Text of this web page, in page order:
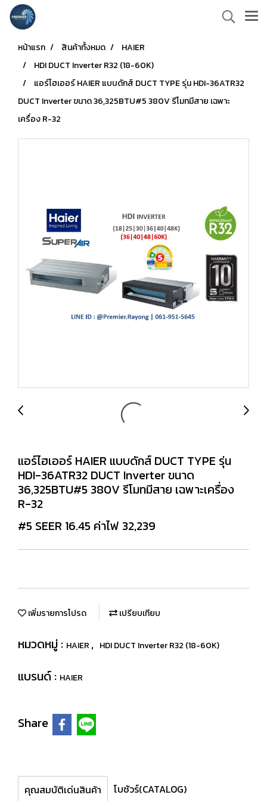
หน้าแรก สินค้าทั้งหมด
HAIER
HDI DUCT Inverter R32 (18-60K)
แอร์ไฮเออร์ HAIER แบบดักส์ DUCT TYPE รุ่น HDI-36ATR32
DUCT Inverter ขนาด 36,325BTU#5 380V รีโมทมีสาย เฉพาะ
เครื่อง R-32
แอร์ไฮเออร์ HAIER แบบดักส์ DUCT TYPE รุ่น
HDI-36ATR32 DUCT Inverter ขนาด
36,325BTU#5 380V รีโมทมีสาย เฉพาะเครื่อง
R-32
#5 SEER 16.45 ค่าไฟ 32,239
เพิ่มรายการโปรด เปรียบเทียบ
หมวดหมู่ : HAIER , HDI DUCT Inverter R32 (18-60K)
แบรนด์ : HAIER
Share
คุณสมบัติเด่นสินค้า โบชัวร์(CATALOG)